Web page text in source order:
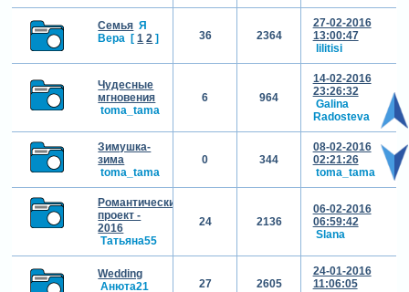
Семья Я
Вера [ 1 2 ] 36 2364
27-02-2016
13:00:47
lilitisi
Чудесные
мгновения
toma_tama
6 964
14-02-2016
23:26:32
Galina
Radosteva
Зимушка-
зима
toma_tama
0 344
08-02-2016
02:21:26
toma_tama
Романтический
проект -
2016
Татьяна55
24 2136
06-02-2016
06:59:42
Slana
Wedding
Анюта21
27 2605
24-01-2016
11:06:05